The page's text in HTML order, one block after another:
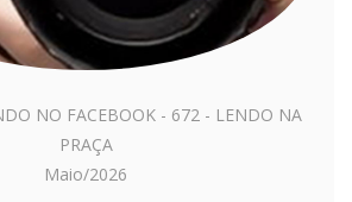
NO FACEBOOK - 672 - LENDO NA
PRAÇA
Maio/2026